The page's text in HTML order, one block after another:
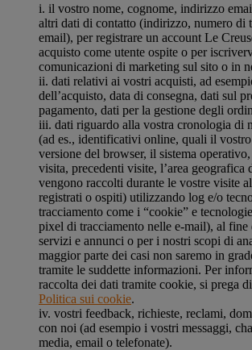
i. il vostro nome, cognome, indirizzo
altri dati di contatto (indirizzo, numero di
email), per registrare un account Le
acquisto come utente ospite o per
comunicazioni di marketing sul sito o in
ii. dati relativi ai vostri acquisti, ad
dell’acquisto, data di consegna, dati sul
pagamento, dati per la gestione degli
iii. dati riguardo alla vostra cronologia di
(ad es., identificativi online, quali il
versione del browser, il sistema
visita, precedenti visite, l’area geografica
vengono raccolti durante le vostre visite
registrati o ospiti) utilizzando log e/o
tracciamento come i “cookie” e
pixel di tracciamento nelle e-mail), al
servizi e annunci o per i nostri scopi di
maggior parte dei casi non saremo in
tramite le suddette informazioni. Per
raccolta dei dati tramite cookie, si prega
Politica sui cookie.
iv. vostri feedback, richieste, reclami,
con noi (ad esempio i vostri messaggi,
media, email o telefonate).